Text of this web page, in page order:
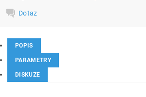
Dotaz
POPIS
PARAMETRY
DISKUZE